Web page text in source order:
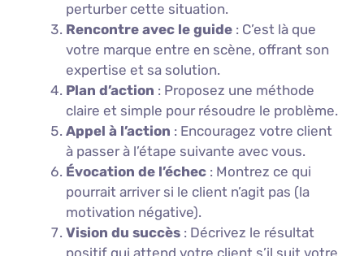
perturber cette situation.
Rencontre avec le guide : C’est là que
votre marque entre en scène, offrant son
expertise et sa solution.
Plan d’action : Proposez une méthode
claire et simple pour résoudre le problème.
Appel à l’action : Encouragez votre client
à passer à l’étape suivante avec vous.
Évocation de l’échec : Montrez ce qui
pourrait arriver si le client n’agit pas (la
motivation négative).
Vision du succès : Décrivez le résultat